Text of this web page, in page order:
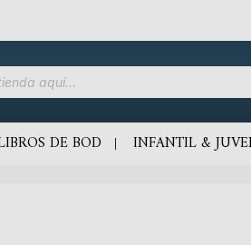
DE BOD INFANTIL &